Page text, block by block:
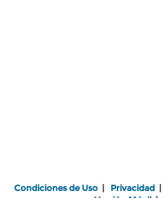
Condiciones de Uso | Privacidad |